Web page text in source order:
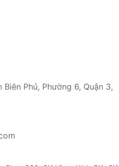
Biên Phủ, Phường 6, Quận 3,